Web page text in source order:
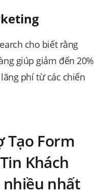
cho biết rằng
giúp giảm đến 20%
phí từ các chiến
Tạo Form
Khách
nhất